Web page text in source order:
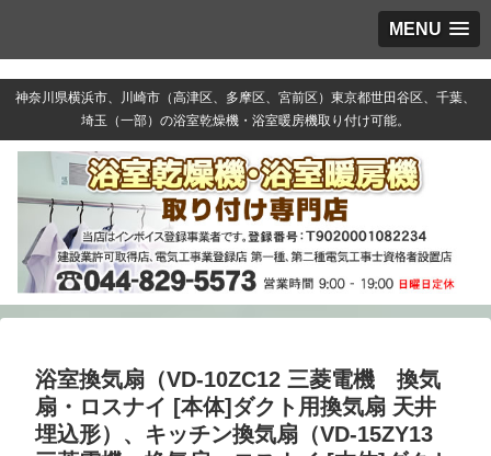
MENU
神奈川県横浜市、川崎市（高津区、多摩区、宮前区）東京都世田谷区、千葉、
埼玉（一部）の浴室乾燥機・浴室暖房機取り付け可能。
浴室換気扇（VD-10ZC12 三菱電機 換気
扇・ロスナイ [本体]ダクト用換気扇 天井
埋込形）、キッチン換気扇（VD-15ZY13